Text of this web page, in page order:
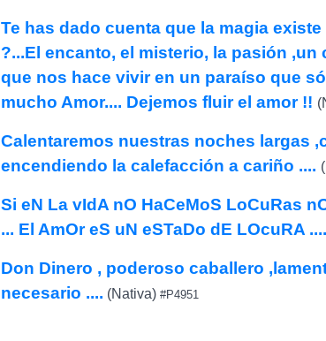
Te has dado cuenta que la magia
?...El encanto, el misterio, la pasión
que nos hace vivir en un paraíso que
mucho Amor.... Dejemos fluir el amor !!
Calentaremos nuestras noches largas
encendiendo la calefacción a cariño ....
Si eN La vIdA nO HaCeMoS LoCuRas
... El AmOr eS uN eSTaDo dE LOcuRA
Don Dinero , poderoso caballero
necesario .... (Nativa) #P4951